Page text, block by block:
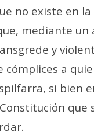
no existe en
mediante
y
a
si bien